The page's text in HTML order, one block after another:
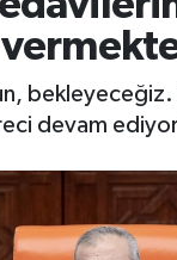
bekleyeceğiz.
devam